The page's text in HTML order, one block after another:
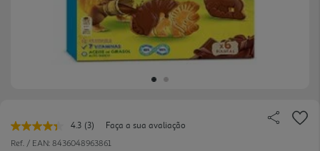
4.3 Leu
3
(3)
Faça a sua avaliação
Ref. / EAN: 8436048963861